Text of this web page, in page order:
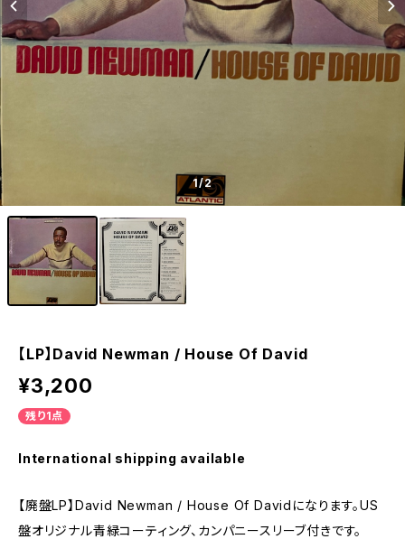
1/2
【LP】David Newman / House Of David
¥3,200
残り1点
International shipping available
【廃盤LP】David Newman / House Of Davidになります。US
盤オリジナル青緑コーティング、カンパニースリーブ付きです。